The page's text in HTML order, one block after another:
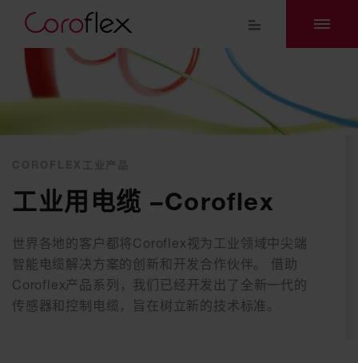
工业用电缆 –Coroflex
世界各地的客户都将Coroflex视为工业领域中尖端
智能电缆解决方案的创新和开发合作伙伴。 借助
Coroflex产品系列，我们已经开发出了全新一代的
传感器和控制电缆，旨在树立新的技术标准。